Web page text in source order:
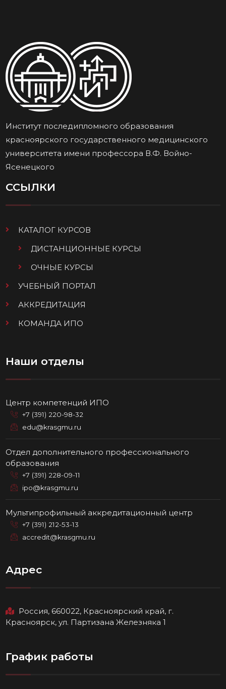
Институт последипломного образования
красноярского государственного медицинского
университета имени профессора В.Ф. Войно-
Ясенецкого
ССЫЛКИ
КАТАЛОГ КУРСОВ
ДИСТАНЦИОННЫЕ КУРСЫ
ОЧНЫЕ КУРСЫ
УЧЕБНЫЙ ПОРТАЛ
АККРЕДИТАЦИЯ
КОМАНДА ИПО
Наши отделы
Центр компетенций ИПО
+7 (391) 220-98-32
edu@krasgmu.ru
Отдел дополнительного профессионального
образования
+7 (391) 228-09-11
ipo@krasgmu.ru
Мультипрофильный аккредитационный центр
+7 (391) 212-53-13
accredit@krasgmu.ru
Адрес
Россия, 660022, Красноярский край, г.
Красноярск, ул. Партизана Железняка 1
График работы